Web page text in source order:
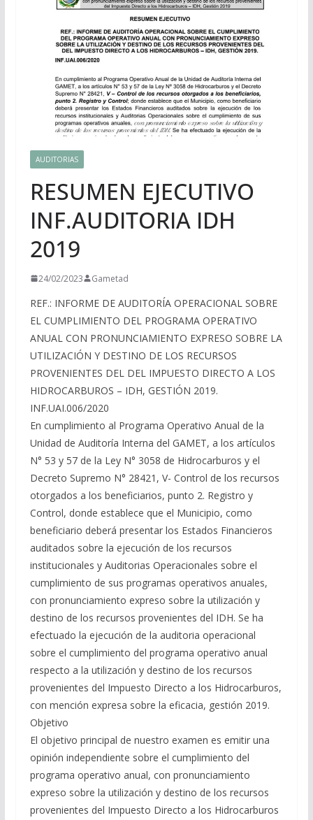
AUDITORIAS
RESUMEN EJECUTIVO
INF.AUDITORIA IDH
2019
24/02/2023 Gametad
REF.: INFORME DE AUDITORÍA OPERACIONAL SOBRE
EL CUMPLIMIENTO DEL PROGRAMA OPERATIVO
ANUAL CON PRONUNCIAMIENTO EXPRESO SOBRE LA
UTILIZACIÓN Y DESTINO DE LOS RECURSOS
PROVENIENTES DEL DEL IMPUESTO DIRECTO A LOS
HIDROCARBUROS – IDH, GESTIÓN 2019.
INF.UAI.006/2020
En cumplimiento al Programa Operativo Anual de la
Unidad de Auditoría Interna del GAMET, a los artículos
N° 53 y 57 de la Ley N° 3058 de Hidrocarburos y el
Decreto Supremo N° 28421, V- Control de los recursos
otorgados a los beneficiarios, punto 2. Registro y
Control, donde establece que el Municipio, como
beneficiario deberá presentar los Estados Financieros
auditados sobre la ejecución de los recursos
institucionales y Auditorias Operacionales sobre el
cumplimiento de sus programas operativos anuales,
con pronunciamiento expreso sobre la utilización y
destino de los recursos provenientes del IDH. Se ha
efectuado la ejecución de la auditoria operacional
sobre el cumplimiento del programa operativo anual
respecto a la utilización y destino de los recursos
provenientes del Impuesto Directo a los Hidrocarburos,
con mención expresa sobre la eficacia, gestión 2019.
Objetivo
El objetivo principal de nuestro examen es emitir una
opinión independiente sobre el cumplimiento del
programa operativo anual, con pronunciamiento
expreso sobre la utilización y destino de los recursos
provenientes del Impuesto Directo a los Hidrocarburos